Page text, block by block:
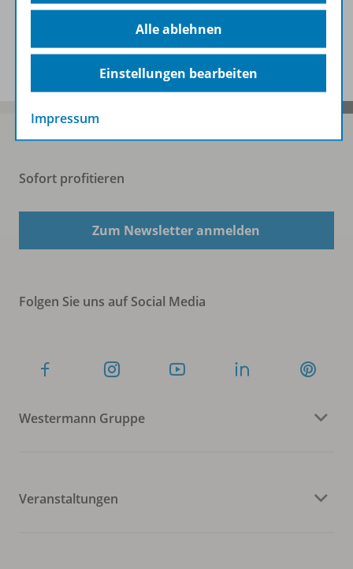
Spar-Pakete
Sofort profitieren
Zum Newsletter anmelden
Folgen Sie uns auf Social Media
Westermann Gruppe
Veranstaltungen
Alle ablehnen
Einstellungen bearbeiten
Impressum